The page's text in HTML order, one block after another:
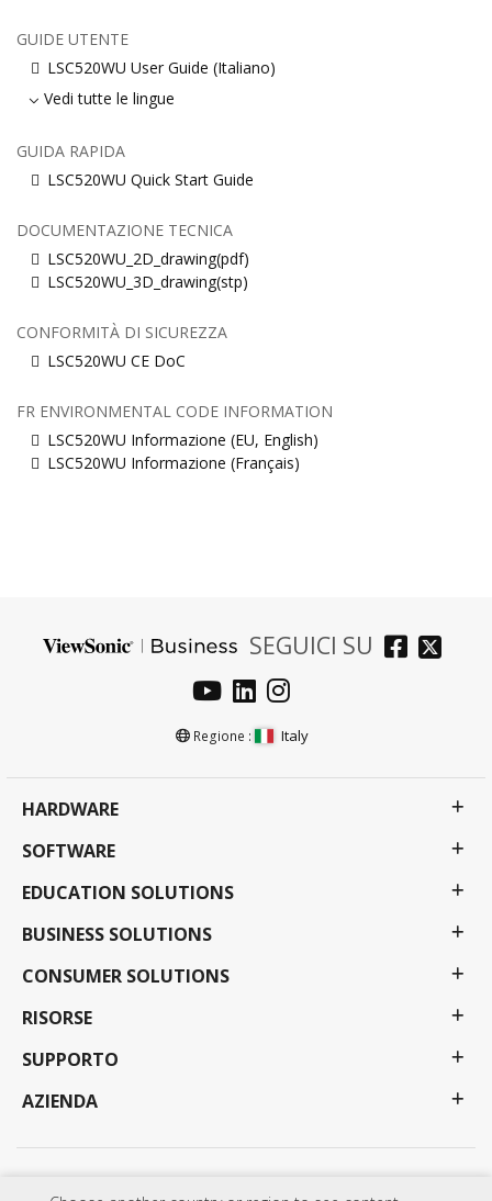
GUIDE UTENTE
LSC520WU User Guide (Italiano)
Vedi tutte le lingue
GUIDA RAPIDA
LSC520WU Quick Start Guide
DOCUMENTAZIONE TECNICA
LSC520WU_2D_drawing(pdf)
LSC520WU_3D_drawing(stp)
CONFORMITÀ DI SICUREZZA
LSC520WU CE DoC
FR ENVIRONMENTAL CODE INFORMATION
LSC520WU Informazione (EU, English)
LSC520WU Informazione (Français)
SEGUICI SU
Regione : Italy
HARDWARE
SOFTWARE
EDUCATION SOLUTIONS
BUSINESS SOLUTIONS
CONSUMER SOLUTIONS
RISORSE
SUPPORTO
AZIENDA